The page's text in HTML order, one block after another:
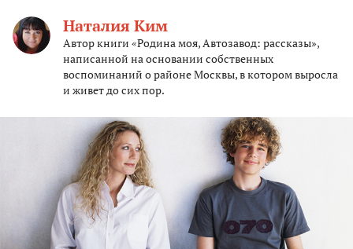
Наталия Ким
Автор книги «Родина моя, Автозавод: рассказы»,
написанной на основании собственных
воспоминаний о районе Москвы, в котором выросла
и живет до сих пор.